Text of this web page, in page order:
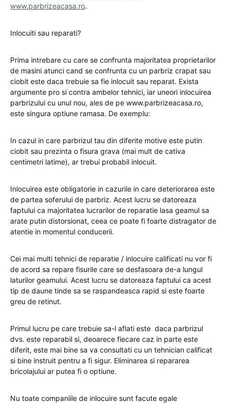
www.parbrizeacasa.ro.
Inlocuiti sau reparati?
Prima intrebare cu care se confrunta majoritatea proprietarilor
de masini atunci cand se confrunta cu un parbriz crapat sau
ciobit este daca trebuie sa fie inlocuit sau reparat. Exista
argumente pro si contra ambelor tehnici, iar uneori inlocuirea
parbrizului cu unul nou, ales de pe www.parbrizeacasa.ro,
este singura optiune ramasa. De exemplu:
In cazul in care parbrizul tau din diferite motive este putin
ciobit sau prezinta o fisura grava (mai mult de cativa
centimetri latime), ar trebui probabil inlocuit.
Inlocuirea este obligatorie in cazurile in care deteriorarea este
de partea soferului de parbriz. Acest lucru se datoreaza
faptului ca majoritatea lucrarilor de reparatie lasa geamul sa
arate putin distorsionat, ceea ce poate fi foarte distragator de
atentie in momentul conducerii.
Cei mai multi tehnici de reparatie / inlocuire calificati nu vor fi
de acord sa repare fisurile care se desfasoara de-a lungul
laturilor geamului. Acest lucru se datoreaza faptului ca acest
tip de daune tinde sa se raspandeasca rapid si este foarte
greu de retinut.
Primul lucru pe care trebuie sa-l aflati este daca parbrizul
dvs. este reparabil si, deoarece fiecare caz in parte este
diferit, este mai bine sa va consultati cu un tehnician calificat
si bine instruit pentru a fi sigur. Eliminarea si repararea
bricolajului ar putea fi o optiune.
Nu toate companiile de inlocuire sunt facute egale